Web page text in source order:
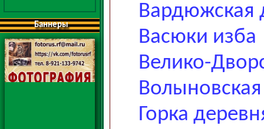
Баннеры
Вардюжская
Васюки изба
Велико-
Горка